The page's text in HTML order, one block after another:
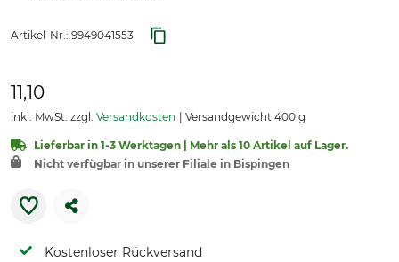
Artikel-Nr.: 9949041553
11,10
inkl. MwSt. zzgl. Versandkosten Versandgewicht 400 g
Lieferbar in 1-3 Werktagen | Mehr als 10 Artikel auf Lager.
Nicht verfügbar in unserer Filiale in Bispingen
Kostenloser Rückversand